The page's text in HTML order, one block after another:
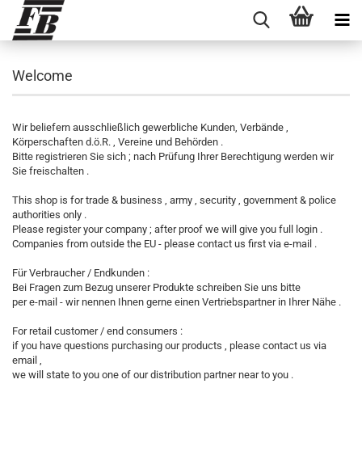
Welcome
Wir beliefern ausschließlich gewerbliche Kunden, Verbände ,
Körperschaften d.ö.R. , Vereine und Behörden .
Bitte registrieren Sie sich ; nach Prüfung Ihrer Berechtigung werden wir
Sie freischalten .
This shop is for trade & business , army , security , government & police
authorities only .
Please register your company ; after proof we will give you full login .
Companies from outside the EU - please contact us first via e-mail .
Für Verbraucher / Endkunden :
Bei Fragen zum Bezug unserer Produkte schreiben Sie uns bitte
per e-mail - wir nennen Ihnen gerne einen Vertriebspartner in Ihrer Nähe .
For retail customer / end consumers :
if you have questions purchasing our products , please contact us via
email ,
we will state to you one of our distribution partner near to you .